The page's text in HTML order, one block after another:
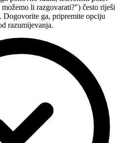
li razgovarati?") često riješi
Dogovorite ga, pripremite opciju
razumijevanja.